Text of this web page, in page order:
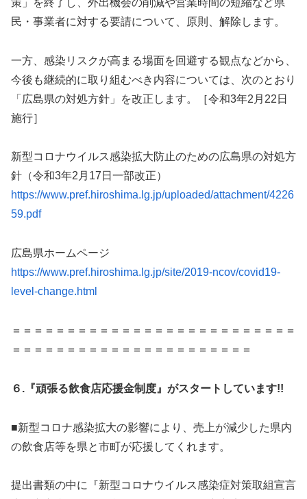
民・事業者に対する要請について、原則、解除します。
一方、感染リスクが高まる場面を回避する観点などから、
今後も継続的に取り組むべき内容については、次のとおり
「広島県の対処方針」を改正します。［令和3年2月22日
施行］
新型コロナウイルス感染拡大防止のための広島県の対処方
針（令和3年2月17日一部改正）
https://www.pref.hiroshima.lg.jp/uploaded/attachment/4226
59.pdf
広島県ホームページ
https://www.pref.hiroshima.lg.jp/site/2019-ncov/covid19-
level-change.html
＝＝＝＝＝＝＝＝＝＝＝＝＝＝＝＝＝＝＝＝＝＝＝＝＝＝
＝＝＝＝＝＝＝＝＝＝＝＝＝＝＝＝＝＝＝＝＝＝
６.『頑張る飲食店応援金制度』がスタートしています!!
■新型コロナ感染拡大の影響により、売上が減少した県内
の飲食店等を県と市町が応援してくれます。
提出書類の中に『新型コロナウイルス感染症対策取組宣言